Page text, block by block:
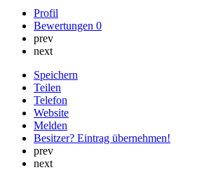
Profil
Bewertungen 0
prev
next
Speichern
Teilen
Telefon
Website
Melden
Besitzer? Eintrag übernehmen!
prev
next